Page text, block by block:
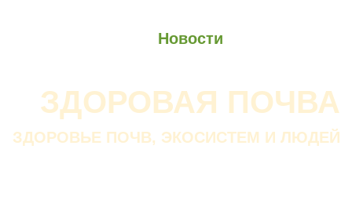
Новости
ЗДОРОВАЯ ПОЧВА
ЗДОРОВЬЕ ПОЧВ, ЭКОСИСТЕМ И ЛЮДЕЙ